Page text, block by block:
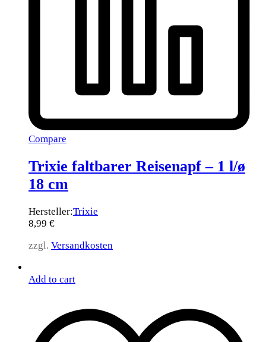
Compare
Trixie faltbarer Reisenapf – 1 l/ø
18 cm
Hersteller:Trixie
8,99 €
zzgl. Versandkosten
Add to cart